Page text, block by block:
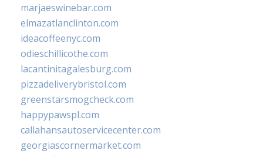
marjaeswinebar.com
elmazatlanclinton.com
ideacoffeenyc.com
odieschillicothe.com
lacantinitagalesburg.com
pizzadeliverybristol.com
greenstarsmogcheck.com
happypawspl.com
callahansautoservicecenter.com
georgiascornermarket.com